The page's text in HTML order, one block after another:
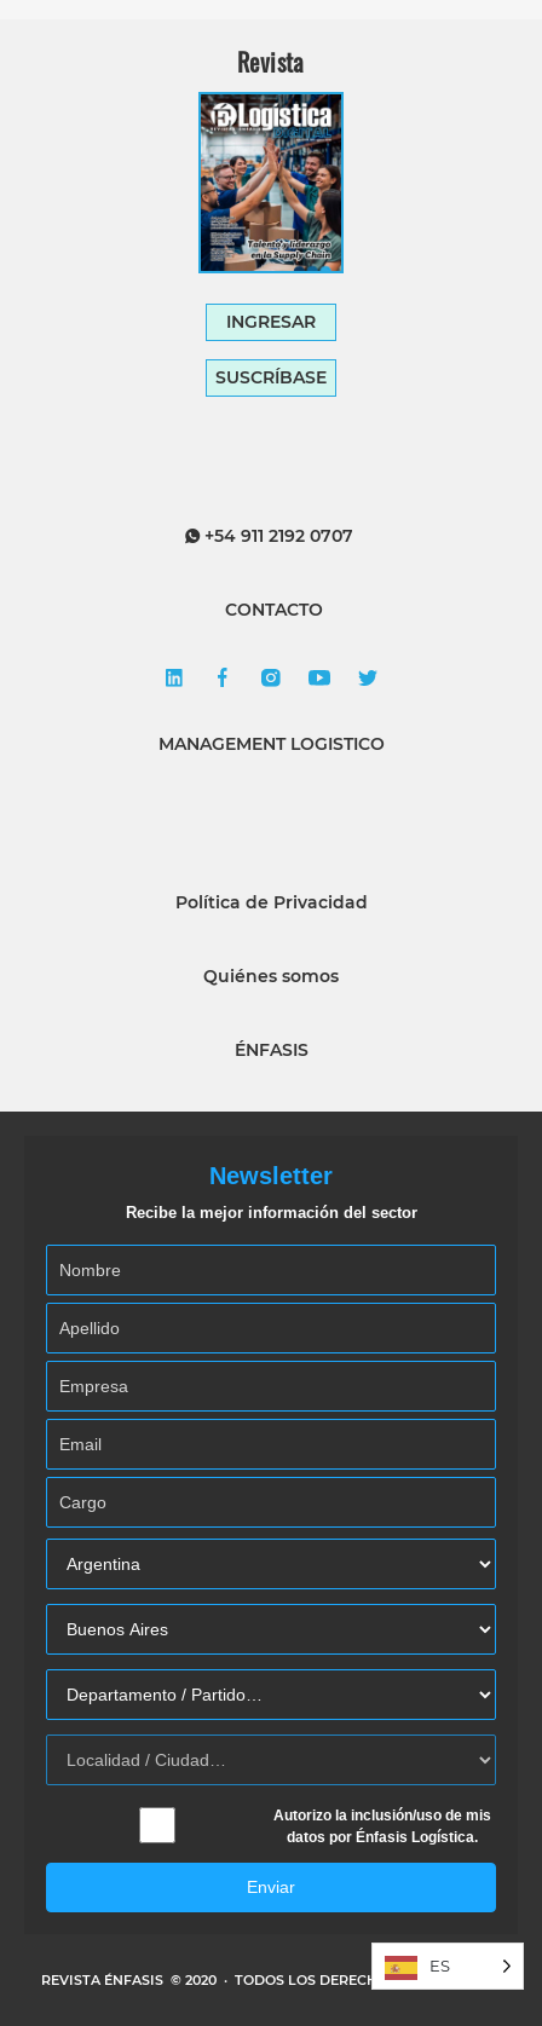
Revista
INGRESAR
SUSCRÍBASE
+54 911 2192 0707
CONTACTO
MANAGEMENT LOGISTICO
Política de Privacidad
Quiénes somos
ÉNFASIS
Newsletter
Recibe la mejor información del sector
Autorizo la inclusión/uso de mis
datos por Énfasis Logística.
Enviar
REVISTA ÉNFASIS © 2020 · TODOS LOS DERECHOS RESERVADOS
ES